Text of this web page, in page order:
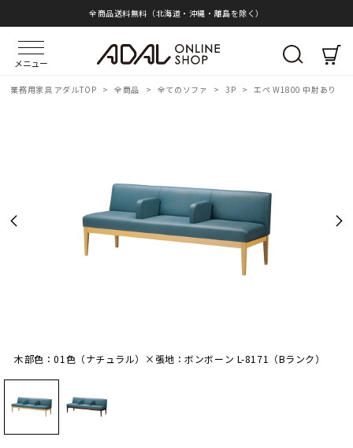
全商品送料無料（北海道・沖縄・離島を除く）
メニュー
業務用家具 アダルTOP > 全商品 > 全てのソファ > 3P > エペ W1800 中肘あり
木部色：01色（ナチュラル）×張地：ボンボーン
木部色：01色（ナチュラル）×張地：ボンボーン L-8171（Bランク）